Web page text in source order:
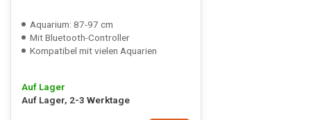
Aquarium: 87-97 cm
Mit Bluetooth-Controller
Kompatibel mit vielen Aquarien
Auf Lager
Auf Lager, 2-3 Werktage